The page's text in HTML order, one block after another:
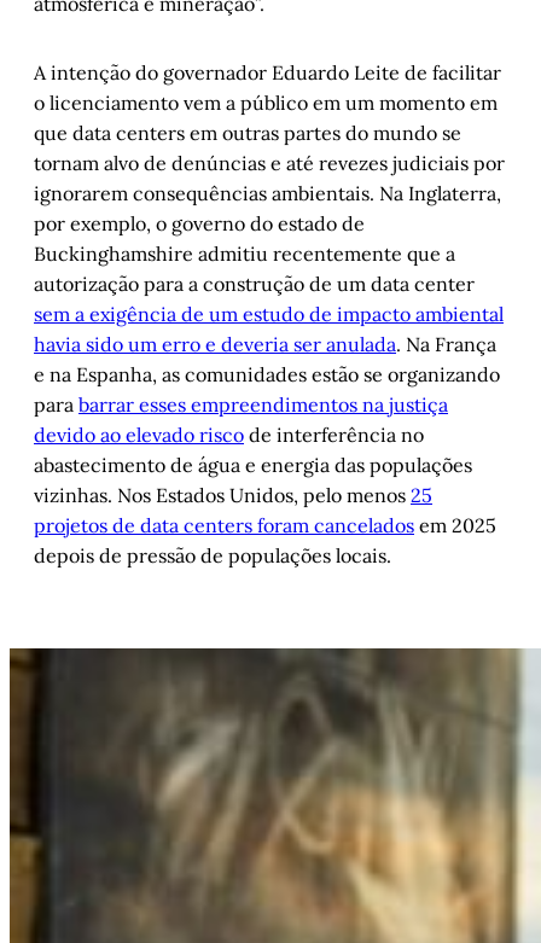
A intenção do governador Eduardo Leite de facilitar
o licenciamento vem a público em um momento em
que data centers em outras partes do mundo se
tornam alvo de denúncias e até revezes judiciais por
ignorarem consequências ambientais. Na Inglaterra,
por exemplo, o governo do estado de
Buckinghamshire admitiu recentemente que a
autorização para a construção de um data center
sem a exigência de um estudo de impacto ambiental
havia sido um erro e deveria ser anulada. Na França
e na Espanha, as comunidades estão se organizando
para barrar esses empreendimentos na justiça
devido ao elevado risco de interferência no
abastecimento de água e energia das populações
vizinhas. Nos Estados Unidos, pelo menos 25
projetos de data centers foram cancelados em 2025
depois de pressão de populações locais.